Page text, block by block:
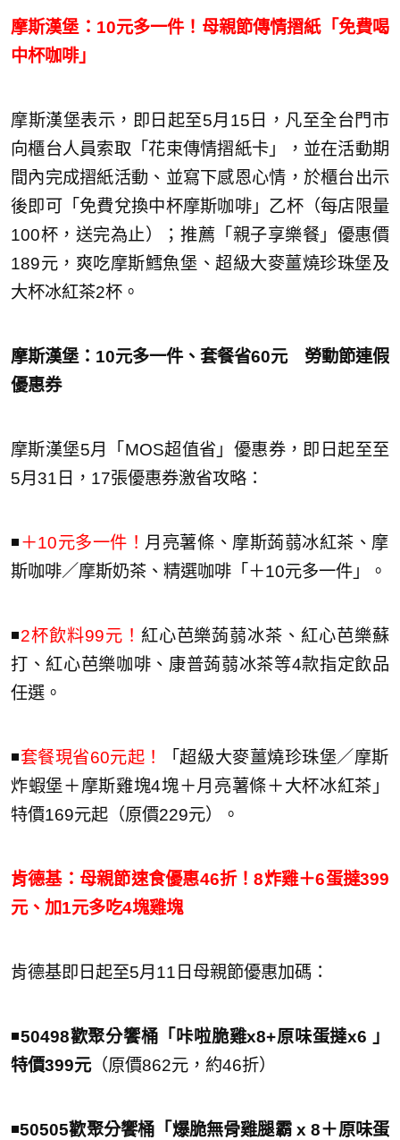
摩斯漢堡：10元多一件！母親節傳情摺紙「免費喝
中杯咖啡」
摩斯漢堡表示，即日起至5月15日，凡至全台門市
向櫃台人員索取「花束傳情摺紙卡」，並在活動期
間內完成摺紙活動、並寫下感恩心情，於櫃台出示
後即可「免費兌換中杯摩斯咖啡」乙杯（每店限量
100杯，送完為止）；推薦「親子享樂餐」優惠價
189元，爽吃摩斯鱈魚堡、超級大麥薑燒珍珠堡及
大杯冰紅茶2杯。
摩斯漢堡：10元多一件、套餐省60元 勞動節連假
優惠券
摩斯漢堡5月「MOS超值省」優惠券，即日起至至
5月31日，17張優惠券激省攻略：
◾️＋10元多一件！ 月亮薯條、摩斯蒟蒻冰紅茶、摩
斯咖啡／摩斯奶茶、精選咖啡「＋10元多一件」。
◾️2杯飲料99元！ 紅心芭樂蒟蒻冰茶、紅心芭樂蘇
打、紅心芭樂咖啡、康普蒟蒻冰茶等4款指定飲品
任選。
◾️套餐現省60元起！
「超級大麥薑燒珍珠堡／摩斯
炸蝦堡＋摩斯雞塊4塊＋月亮薯條＋大杯冰紅茶」
特價169元起（原價229元）。
肯德基：母親節速食優惠46折！8炸雞＋6蛋撻399
元、加1元多吃4塊雞塊
肯德基即日起至5月11日母親節優惠加碼：
◾️50498歡聚分饗桶「咔啦脆雞x8+原味蛋撻x6 」
特價399元（原價862元，約46折）
◾️50505歡聚分饗桶「爆脆無骨雞腿霸 x 8＋原味蛋